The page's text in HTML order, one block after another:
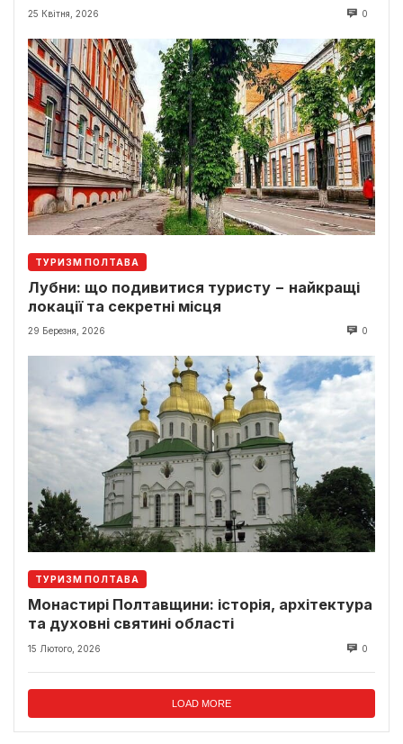
25 Квітня, 2026 0
ТУРИЗМ ПОЛТАВА
Лубни: що подивитися туристу − найкращі
локації та секретні місця
29 Березня, 2026 0
ТУРИЗМ ПОЛТАВА
Монастирі Полтавщини: історія, архітектура
та духовні святині області
15 Лютого, 2026 0
LOAD MORE